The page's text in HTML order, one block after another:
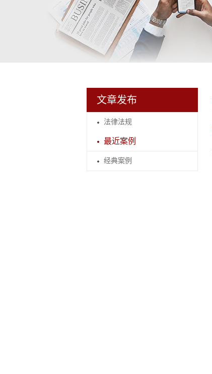
文章发布
法律法规
最近案例
经典案例